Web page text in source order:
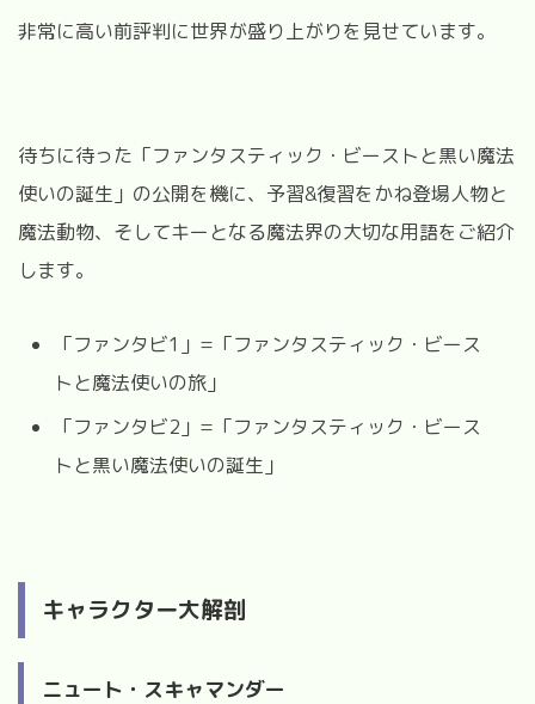
非常に高い前評判に世界が盛り上がりを見せています。
待ちに待った「ファンタスティック・ビーストと黒い魔法
使いの誕生」の公開を機に、予習&復習をかね登場人物と
魔法動物、そしてキーとなる魔法界の大切な用語をご紹介
します。
「ファンタビ1 」 = 「ファンタスティック・ビース
トと魔法使いの旅」
「ファンタビ2 」 = 「ファンタスティック・ビース
トと黒い魔法使いの誕生」
キャラクター大解剖
ニュート・スキャマンダー